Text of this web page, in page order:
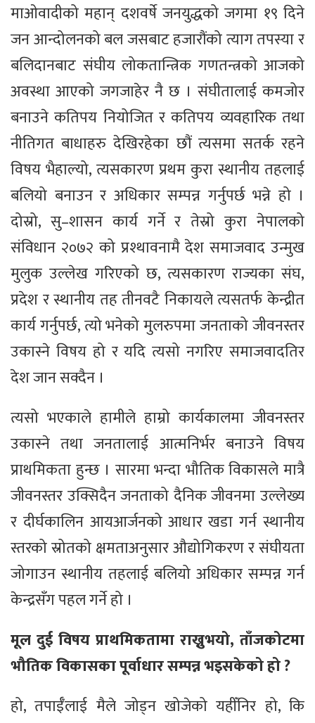
माओवादीको महान् दशवर्षे जनयुद्धको जगमा १९ दिने
जन आन्दोलनको बल जसबाट हजारौंको त्याग तपस्या र
बलिदानबाट संघीय लोकतान्त्रिक गणतन्त्रको आजको
अवस्था आएको जगजाहेर नै छ । संघीतालाई कमजोर
बनाउने कतिपय नियोजित र कतिपय व्यवहारिक तथा
नीतिगत बाधाहरु देखिरहेका छौं त्यसमा सतर्क रहने
विषय भैहाल्यो, त्यसकारण प्रथम कुरा स्थानीय तहलाई
बलियो बनाउन र अधिकार सम्पन्न गर्नुपर्छ भन्ने हो ।
दोस्रो, सु–शासन कार्य गर्ने र तेस्रो कुरा नेपालको
संविधान २०७२ को प्रश्थावनामै देश समाजवाद उन्मुख
मुलुक उल्लेख गरिएको छ, त्यसकारण राज्यका संघ,
प्रदेश र स्थानीय तह तीनवटै निकायले त्यसतर्फ केन्द्रीत
कार्य गर्नुपर्छ, त्यो भनेको मुलरुपमा जनताको जीवनस्तर
उकास्ने विषय हो र यदि त्यसो नगरिए समाजवादतिर
देश जान सक्दैन ।
त्यसो भएकाले हामीले हाम्रो कार्यकालमा जीवनस्तर
उकास्ने तथा जनतालाई आत्मनिर्भर बनाउने विषय
प्राथमिकता हुन्छ । सारमा भन्दा भौतिक विकासले मात्रै
जीवनस्तर उक्सिदैन जनताको दैनिक जीवनमा उल्लेख्य
र दीर्घकालिन आयआर्जनको आधार खडा गर्न स्थानीय
स्तरको स्रोतको क्षमताअनुसार औद्योगिकरण र संघीयता
जोगाउन स्थानीय तहलाई बलियो अधिकार सम्पन्न गर्न
केन्द्रसँग पहल गर्ने हो ।
मूल दुई विषय प्राथमिकतामा राख्नुभयो, ताँजकोटमा
भौतिक विकासका पूर्वाधार सम्पन्न भइसकेको हो ?
हो, तपाईँलाई मैले जोड्न खोजेको यहीँनिर हो, कि